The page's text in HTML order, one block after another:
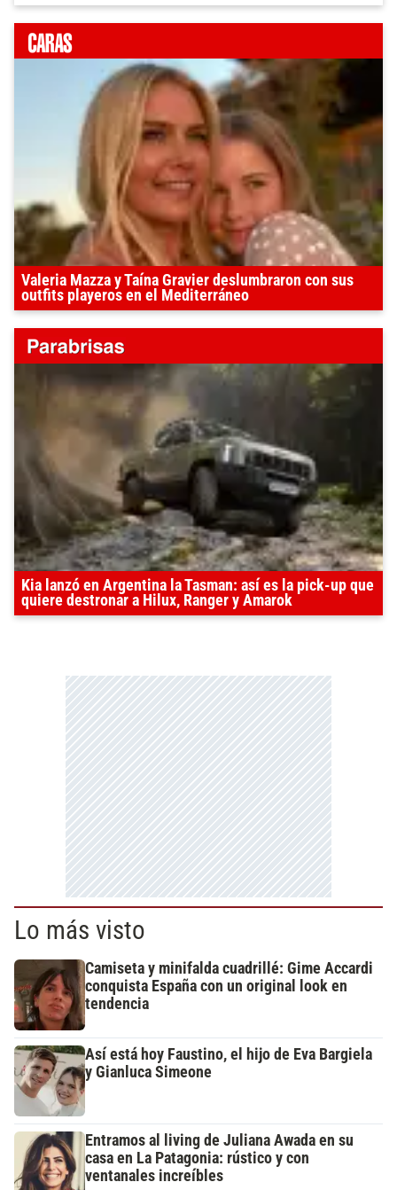
Valeria Mazza y Taína Gravier deslumbraron con sus
outfits playeros en el Mediterráneo
Kia lanzó en Argentina la Tasman: así es la pick-up que
quiere destronar a Hilux, Ranger y Amarok
Lo más visto
Camiseta y minifalda cuadrillé: Gime Accardi
conquista España con un original look en
tendencia
Así está hoy Faustino, el hijo de Eva Bargiela
y Gianluca Simeone
Entramos al living de Juliana Awada en su
casa en La Patagonia: rústico y con
ventanales increíbles